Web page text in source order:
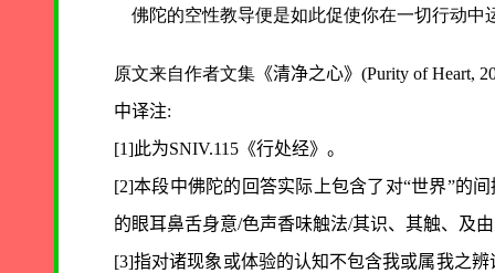
佛陀的空性教导便是如此促使你在一切行动中
原文来自作者文集 《清净之心》 (Purity of Heart,
中译注:
[1]此为SNIV.115 《行处经》 。
[2]本段中佛陀的回答实际上包含了对“世界”的间
的眼耳鼻舌身意/色声香味触法/其识、其触、及
[3]指对诸现象或体验的认知不包含我或属我之